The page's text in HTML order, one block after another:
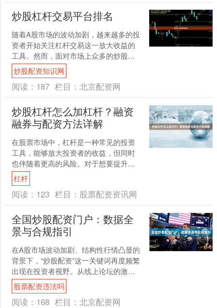
炒股杠杆交易平台排名
随着A股市场的波动加剧，越来越多的投
资者开始关注杠杆交易这一放大收益的
工具。然而，面对市场上众多的炒股杠
杆交易平台，如何选择安全、合规、费
率合理的平台成为关键。....
炒股配资知识网
阅读： 187 栏目： 北京配资网
炒股杠杆怎么加杠杆？融资
融券与配资方法详解
在股票市场中，杠杆是一种常见的投资
工具，能够放大投资者的收益，但同时
也伴随着更高的风险。对于想要提升资
金使用效率的投资者来说，了解如何加
杠杆至关重要。本文将详细....
杠杆
阅读： 123 栏目： 股票配资资讯网
全国炒股配资门户：数据全
景与合规指引
在A股市场波动加剧、结构性行情凸显的
背景下，“炒股配资”这一关键词再度频繁
出现在投资者视野。从线上论坛的激烈
讨论到社交平台的隐秘推广，各类配资
门户网站如雨后春笋....
股票配资违法吗
阅读： 168 栏目： 北京配资网